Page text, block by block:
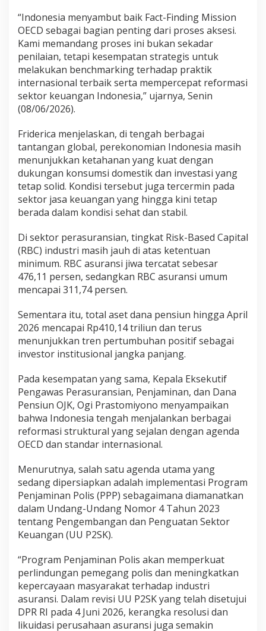
“Indonesia menyambut baik Fact-Finding Mission
OECD sebagai bagian penting dari proses aksesi.
Kami memandang proses ini bukan sekadar
penilaian, tetapi kesempatan strategis untuk
melakukan benchmarking terhadap praktik
internasional terbaik serta mempercepat reformasi
sektor keuangan Indonesia,” ujarnya, Senin
(08/06/2026).
Friderica menjelaskan, di tengah berbagai
tantangan global, perekonomian Indonesia masih
menunjukkan ketahanan yang kuat dengan
dukungan konsumsi domestik dan investasi yang
tetap solid. Kondisi tersebut juga tercermin pada
sektor jasa keuangan yang hingga kini tetap
berada dalam kondisi sehat dan stabil.
Di sektor perasuransian, tingkat Risk-Based Capital
(RBC) industri masih jauh di atas ketentuan
minimum. RBC asuransi jiwa tercatat sebesar
476,11 persen, sedangkan RBC asuransi umum
mencapai 311,74 persen.
Sementara itu, total aset dana pensiun hingga April
2026 mencapai Rp410,14 triliun dan terus
menunjukkan tren pertumbuhan positif sebagai
investor institusional jangka panjang.
Pada kesempatan yang sama, Kepala Eksekutif
Pengawas Perasuransian, Penjaminan, dan Dana
Pensiun OJK, Ogi Prastomiyono menyampaikan
bahwa Indonesia tengah menjalankan berbagai
reformasi struktural yang sejalan dengan agenda
OECD dan standar internasional.
Menurutnya, salah satu agenda utama yang
sedang dipersiapkan adalah implementasi Program
Penjaminan Polis (PPP) sebagaimana diamanatkan
dalam Undang-Undang Nomor 4 Tahun 2023
tentang Pengembangan dan Penguatan Sektor
Keuangan (UU P2SK).
“Program Penjaminan Polis akan memperkuat
perlindungan pemegang polis dan meningkatkan
kepercayaan masyarakat terhadap industri
asuransi. Dalam revisi UU P2SK yang telah disetujui
DPR RI pada 4 Juni 2026, kerangka resolusi dan
likuidasi perusahaan asuransi juga semakin